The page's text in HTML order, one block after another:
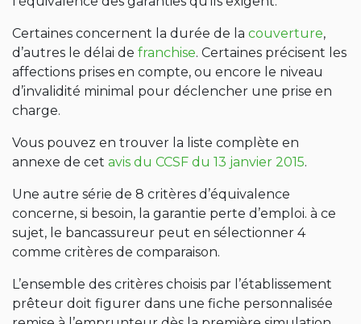
Certaines concernent la durée de la couverture,
d’autres le délai de franchise. Certaines précisent les
affections prises en compte, ou encore le niveau
d’invalidité minimal pour déclencher une prise en
charge.
Vous pouvez en trouver la liste complète en
annexe de cet avis du CCSF du 13 janvier 2015.
Une autre série de 8 critères d’équivalence
concerne, si besoin, la garantie perte d’emploi. à ce
sujet, le bancassureur peut en sélectionner 4
comme critères de comparaison.
L’ensemble des critères choisis par l’établissement
prêteur doit figurer dans une fiche personnalisée